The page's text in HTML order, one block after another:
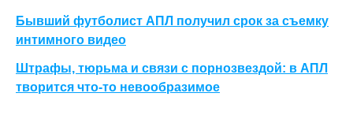
Бывший футболист АПЛ получил срок за съемку
интимного видео
Штрафы, тюрьма и связи с порнозвездой: в АПЛ
творится что-то невообразимое